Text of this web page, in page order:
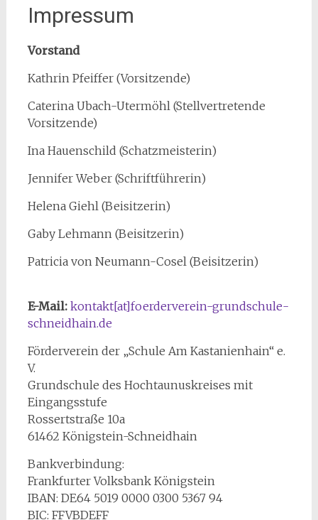
Impressum
Vorstand
Kathrin Pfeiffer (Vorsitzende)
Caterina Ubach-Utermöhl (Stellvertretende
Vorsitzende)
Ina Hauenschild (Schatzmeisterin)
Jennifer Weber (Schriftführerin)
Helena Giehl (Beisitzerin)
Gaby Lehmann (Beisitzerin)
Patricia von Neumann-Cosel (Beisitzerin)
E-Mail: kontakt[at]foerderverein-grundschule-
schneidhain.de
Förderverein der „Schule Am Kastanienhain“ e.
V.
Grundschule des Hochtaunuskreises mit
Eingangsstufe
Rossertstraße 10a
61462 Königstein-Schneidhain
Bankverbindung:
Frankfurter Volksbank Königstein
IBAN: DE64 5019 0000 0300 5367 94
BIC: FFVBDEFF